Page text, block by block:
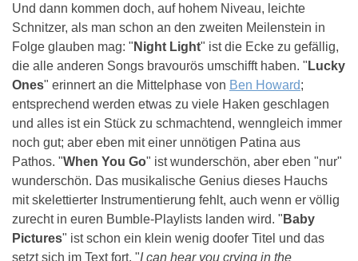
Und dann kommen doch, auf hohem Niveau, leichte
Schnitzer, als man schon an den zweiten Meilenstein in
Folge glauben mag: " Night Light" ist die Ecke zu gefällig,
die alle anderen Songs bravourös umschifft haben. " Lucky
Ones" erinnert an die Mittelphase von Ben Howard;
entsprechend werden etwas zu viele Haken geschlagen
und alles ist ein Stück zu schmachtend, wenngleich immer
noch gut; aber eben mit einer unnötigen Patina aus
Pathos. "When You Go" ist wunderschön, aber eben "nur"
wunderschön. Das musikalische Genius dieses Hauchs
mit skelettierter Instrumentierung fehlt, auch wenn er völlig
zurecht in euren Bumble-Playlists landen wird. " Baby
Pictures" ist schon ein klein wenig doofer Titel und das
setzt sich im Text fort. "I can hear you crying in the